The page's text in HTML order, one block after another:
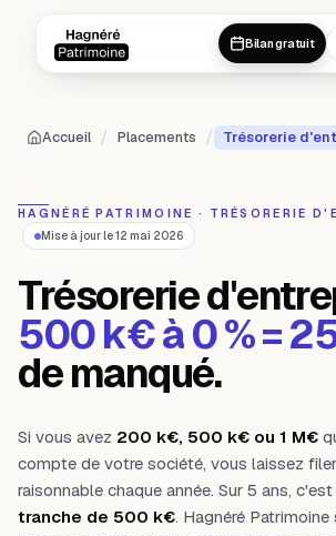
Bilan gratuit
Accueil / Placements / Trésorerie
HAGNÉRÉ PATRIMOINE · TRÉSORERIE
Mise à jour le 12 mai 2026
Trésorerie
500 k€ à 0 % =
de manqué.
Si vous avez 200 k€, 500 k€ ou 1 M€
compte de votre société, vous laissez
raisonnable chaque année. Sur 5 ans, c'est
tranche de 500 k€. Hagnéré